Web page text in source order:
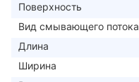
Поверхность
Вид смывающего потока
Длина
Ширина